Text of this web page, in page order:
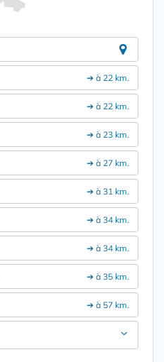
➔ à 22 km.
➔ à 22 km.
➔ à 23 km.
➔ à 27 km.
➔ à 31 km.
➔ à 34 km.
➔ à 34 km.
➔ à 35 km.
➔ à 57 km.